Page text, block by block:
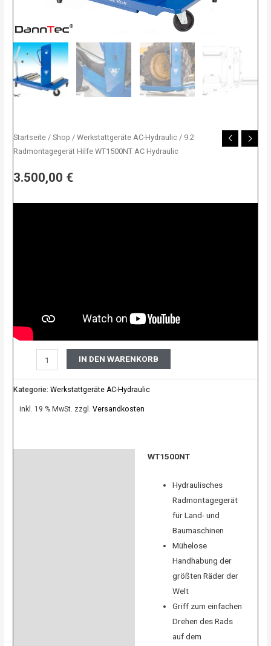
Startseite /Shop /Werkstattgeräte AC-Hydraulic / 9.2
Radmontagegerät Hilfe WT1500NT AC Hydraulic
3.500,00 €
IN DEN WARENKORB
Kategorie:Werkstattgeräte AC-Hydraulic
inkl. 19 % MwSt. zzgl.Versandkosten
WT1500NT
Hydraulisches
Radmontagegerät
für Land- und
Baumaschinen
Mühelose
Handhabung der
größten Räder der
Welt
Griff zum einfachen
Drehen des Rads
auf dem